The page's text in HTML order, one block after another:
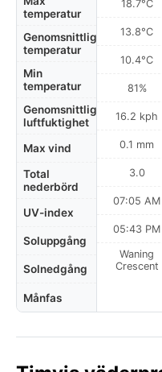
temperatur
Genomsnittlig
temperatur
Min
temperatur
Genomsnittlig
luftfuktighet
Max vind
Total
nederbörd
UV-index
Soluppgång
Solnedgång
Månfas
18.7°C
13.8°C
10.4°C
81%
16.2 kph
0.1 mm
3.0
07:05 AM
05:43 PM
Waning
Crescent